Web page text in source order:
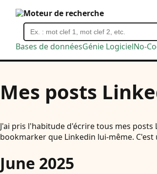
Bases de donnéesGénie LogicielNo-
Moteur de recherche
Mes posts
J'ai pris l'habitude d'écrire tous mes
bookmarker que Linkedin lui-même.
June 2025